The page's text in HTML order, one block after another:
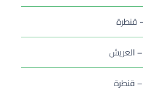
قنطرة
– العريش
– قنطرة